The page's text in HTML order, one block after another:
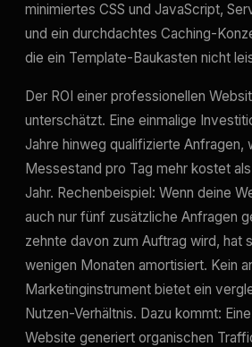
minimiertes CSS und JavaScript,
und ein durchdachtes Caching-
die ein Template-Baukasten nicht
Der ROI einer professionellen
unterschätzt. Eine einmalige
Jahre hinweg qualifizierte Anfragen,
Messestand pro Tag mehr kostet
Jahr. Rechenbeispiel: Wenn deine
auch nur fünf zusätzliche Anfragen
zehnte davon zum Auftrag wird, hat
wenigen Monaten amortisiert. Kein
Marketinginstrument bietet ein
Nutzen-Verhältnis. Dazu kommt:
Website generiert organischen